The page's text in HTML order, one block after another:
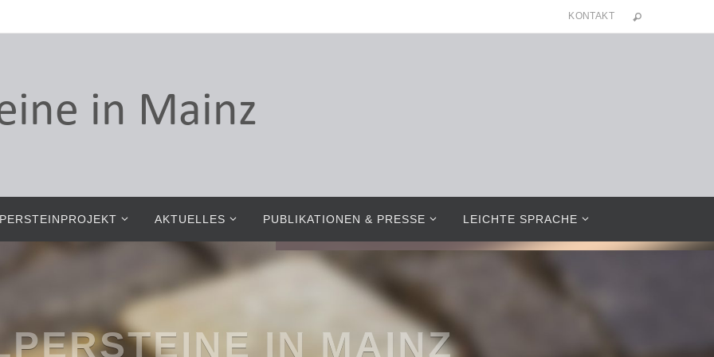
KONTAKT
AKTUELLES PUBLIKATIONEN & PRESSE LEICHTE SPRACHE
DES ERINNERNS